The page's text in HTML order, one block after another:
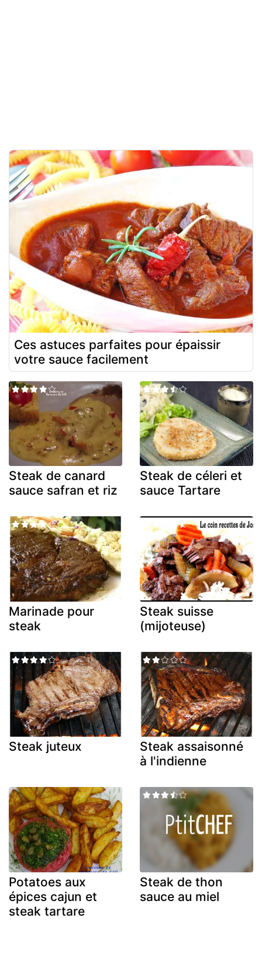
Ces astuces parfaites pour épaissir
votre sauce facilement
Steak de canard
sauce safran et riz
Steak de céleri et
sauce Tartare
Marinade pour
steak
Steak suisse
(mijoteuse)
Steak juteux
Steak assaisonné
à l'indienne
Potatoes aux
épices cajun et
steak tartare
Steak de thon
sauce au miel